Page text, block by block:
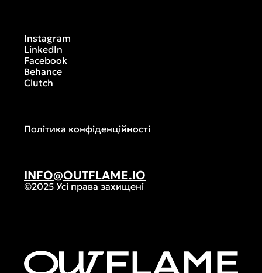
Instagram
LinkedIn
Facebook
Behance
Clutch
Політика конфіденційності
INFO@OUTFLAME.IO
©2025 Усі права захищені